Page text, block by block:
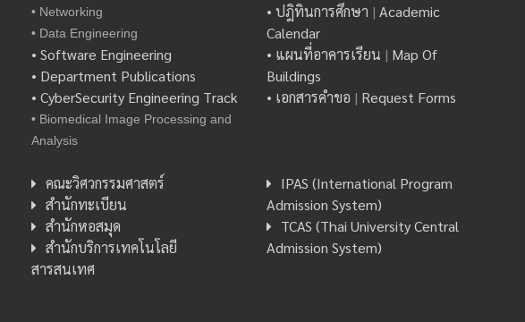
• Networking
• Data Engineering
• Software Engineering
• Department Publications
• CyberSecurity Engineering Track
• Biomedical Image Processing and
Analysis
• ปฎิทินการศึกษา | Academic
Calendar
• แผนที่อาคารเรียน | Map Of
Buildings
• เอกสารคำขอ | Request Forms
คณะวิศวกรรมศาสตร์
สำนักทะเบียน
สำนักหอสมุด
สำนักบริการเทคโนโลยี
สารสนเทศ
IPAS (International Program
Admission System)
TCAS (Thai University Central
Admission System)